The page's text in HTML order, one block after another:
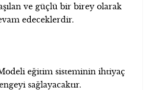
ve güçlü bir birey olarak
edeceklerdir.
eğitim sisteminin ihtiyaç
sağlayacaktır.